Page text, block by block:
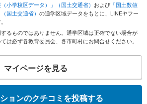
（小学校区データ）」（国土交通省） および 「国土数値
国土交通省） の通学区域データをもとに、LINEヤフー
るものではありません。通学区域は正確でない場合が
は必ず各教育委員会、各市町村にお問合せください。
マイページを見る
ョンのクチコミを投稿する